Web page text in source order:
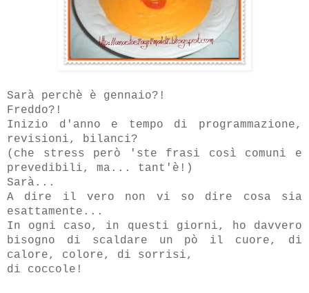
Sarà perchè è gennaio?!
Freddo?!
Inizio d'anno e tempo di programmazione,
revisioni, bilanci?
(che stress però 'ste frasi così comuni e
prevedibili, ma... tant'è!)
Sarà...
A dire il vero non vi so dire cosa sia
esattamente...
In ogni caso, in questi giorni, ho davvero
bisogno di scaldare un pò il cuore, di
calore, colore, di sorrisi,
di coccole!